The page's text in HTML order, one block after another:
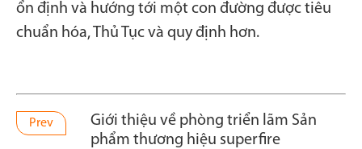
ổn định và hướng tới một con đường được tiêu
chuẩn hóa, Thủ Tục và quy định hơn.
Prev
Giới thiệu về phòng triển lãm Sản
phẩm thương hiệu superfire